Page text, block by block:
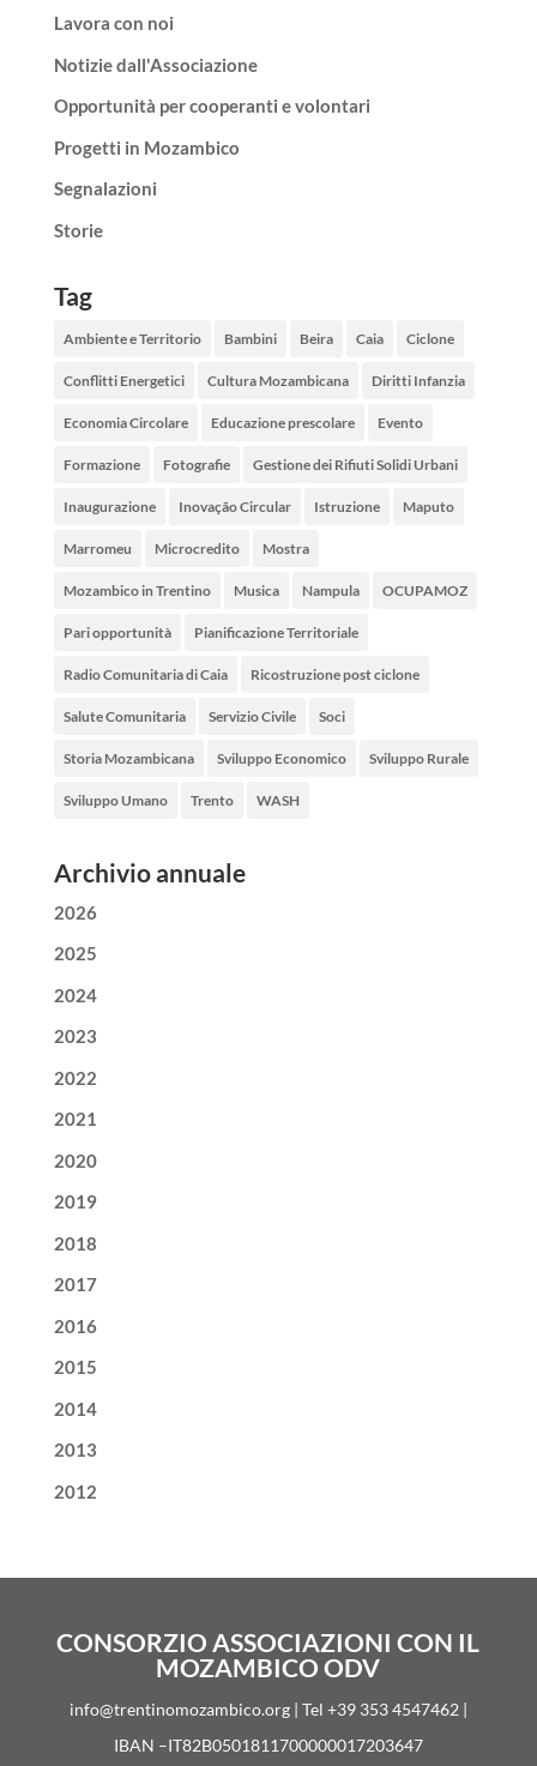
Lavora con noi
Notizie dall'Associazione
Opportunità per cooperanti e volontari
Progetti in Mozambico
Segnalazioni
Storie
Tag
Ambiente e Territorio Bambini Beira Caia Ciclone
Conflitti Energetici Cultura Mozambicana Diritti Infanzia
Economia Circolare Educazione prescolare Evento
Formazione Fotografie Gestione dei Rifiuti Solidi Urbani
Inaugurazione Inovação Circular Istruzione Maputo
Marromeu Microcredito Mostra
Mozambico in Trentino Musica Nampula OCUPAMOZ
Pari opportunità Pianificazione Territoriale
Radio Comunitaria di Caia Ricostruzione post ciclone
Salute Comunitaria Servizio Civile Soci
Storia Mozambicana Sviluppo Economico Sviluppo Rurale
Sviluppo Umano Trento WASH
Archivio annuale
2026
2025
2024
2023
2022
2021
2020
2019
2018
2017
2016
2015
2014
2013
2012
CONSORZIO ASSOCIAZIONI CON IL
MOZAMBICO ODV
info@trentinomozambico.org | Tel +39 353 4547462 |
IBAN –IT82B0501811700000017203647